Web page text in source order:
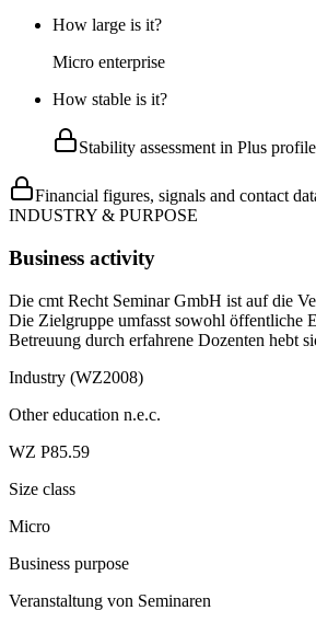
How large is it?
Micro enterprise
How stable is it?
Stability assessment in Plus profile
Financial figures, signals and contact
INDUSTRY & PURPOSE
Business activity
Die cmt Recht Seminar GmbH ist auf die
Die Zielgruppe umfasst sowohl öffentliche
Betreuung durch erfahrene Dozenten hebt
Industry (WZ2008)
Other education n.e.c.
WZ P85.59
Size class
Micro
Business purpose
Veranstaltung von Seminaren